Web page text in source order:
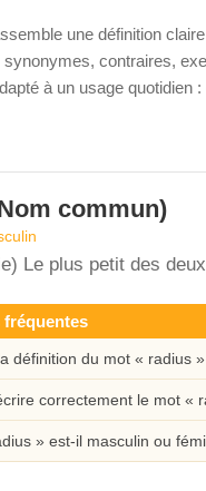
une définition
synonymes, contraires,
à un usage quotidien
commun)
Le plus petit des
définition du mot « radius
correctement le mot «
» est-il masculin ou